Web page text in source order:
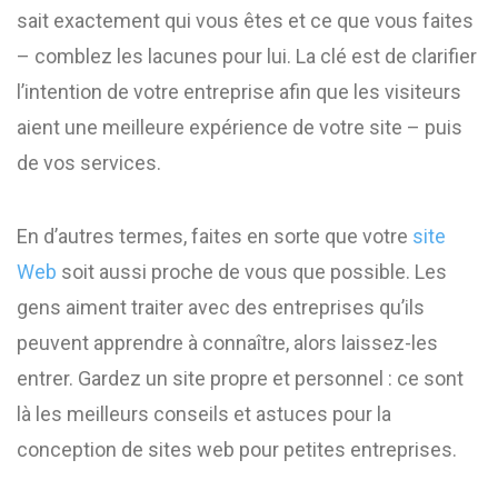
sait exactement qui vous êtes et ce que vous faites
– comblez les lacunes pour lui. La clé est de clarifier
l’intention de votre entreprise afin que les visiteurs
aient une meilleure expérience de votre site – puis
de vos services.
En d’autres termes, faites en sorte que votre site
Web soit aussi proche de vous que possible. Les
gens aiment traiter avec des entreprises qu’ils
peuvent apprendre à connaître, alors laissez-les
entrer. Gardez un site propre et personnel : ce sont
là les meilleurs conseils et astuces pour la
conception de sites web pour petites entreprises.